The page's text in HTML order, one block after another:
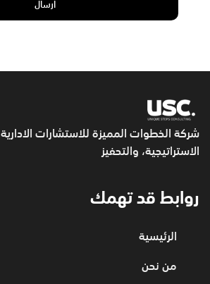
شركة الخطوات المميزة للاستشارات الادارية USC
الاستراتيجية، والتحفيز
روابط قد تهمك
الرئيسية
من نحن